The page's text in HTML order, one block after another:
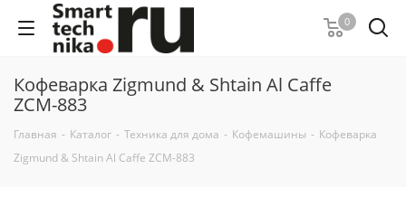
0
Кофеварка Zigmund & Shtain Al Caffe
ZCM-883
Главная - Каталог - Техника для дома - Кофемашины - Кофеварка
Zigmund & Shtain Al Caffe ZCM-883